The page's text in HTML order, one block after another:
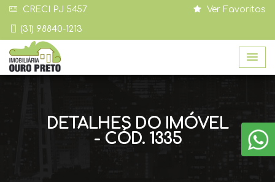
CRECI PJ 5457
(31) 98840-1213
Ver Favoritos
DETALHES DO IMÓVEL
- CÓD. 1335